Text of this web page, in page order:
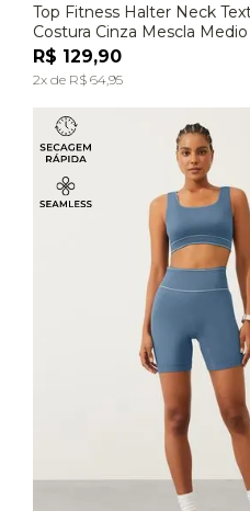
M
P
Top Fitness Halter Neck
Costura Cinza Mescla Medio
R$ 129,90
2x de R$ 64,95